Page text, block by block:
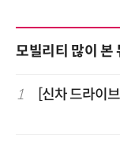
모빌리티 많이 본
1 [신차 드라이